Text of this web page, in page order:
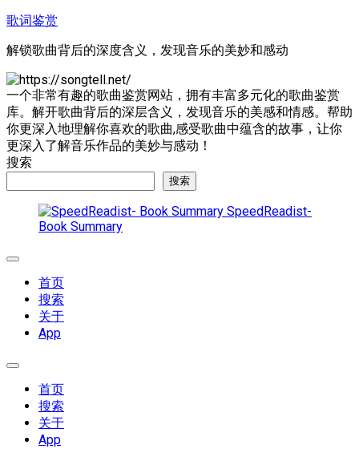
跳
内
容
歌词鉴赏
解锁歌曲背后的深度含义，发现音乐的美妙和感动
一个非常有趣的歌曲鉴赏网站，拥有丰富多元化的歌曲鉴赏
库。解开歌曲背后的深层含义，发现音乐的美感和情感。帮助
你更深入地理解你喜欢的歌曲,感受歌曲中蕴含的故事，让你
更深入了解音乐作品的美妙与感动！
搜索
搜索
SpeedReadist-
Book Summary
展
首页
搜索
关于
App
展
首页
搜索
关于
App